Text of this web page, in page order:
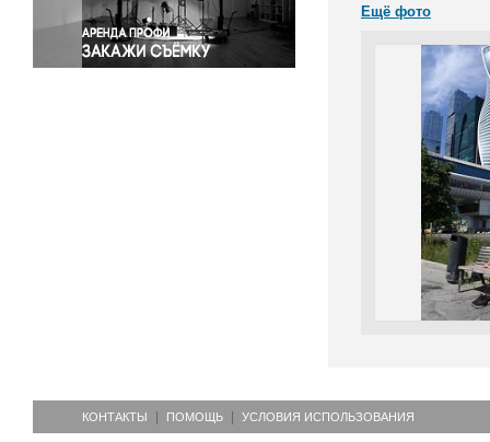
Экономика и бизнес
Ещё фото
КОНТАКТЫ ПОМОЩЬ УСЛОВИЯ ИСПОЛЬЗОВАНИЯ